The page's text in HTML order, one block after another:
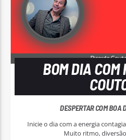
BOM DIA COM
DESPERTAR COM BOA
Inicie o dia com a energia
Muito ritmo,